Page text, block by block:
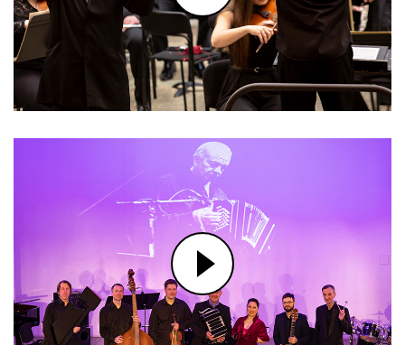
ФРАГМЕНТЫ ЛИТЕРАТУРНО-
МУЗЫКАЛЬНОЙ ПОСТАНОВКИ
"МЕРТВЫЕ ДУШИ"
Н.ПАГАНИНИ. ИНТРОДУКЦИЯ И
ВАРИАЦИИ НА ТЕМУ ОПЕРЫ
"ПРЕКРАСНАЯ МЕЛЬНИЧИХА".
ИСПОЛНЯЕТ ПАВЕЛ МИЛЮКОВ